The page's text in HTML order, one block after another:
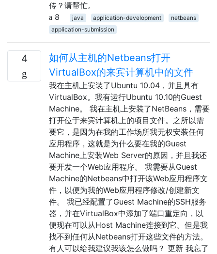
传？请帮忙。
8
java application-development
netbeans
application-submission
4
如何从主机的Netbeans打开
VirtualBox的来宾计算机中的文件
我在主机上安装了Ubuntu 10.04，并且具有
VirtualBox。我有运行Ubuntu 10.10的Guest
Machine。 我在主机上安装了NetBeans，需要
打开位于来宾计算机上的项目文件。之所以需
要它，是因为在我的工作场所我无权安装任何
应用程序，这就是为什么要在我的Guest
Machine上安装Web Server的原因，并且我还
要开发一个Web应用程序。 我需要从Guest
Machine的Netbeans中打开该Web应用程序文
件，以便为我的Web应用程序修改/创建新文
件。 我已经配置了Guest Machine的SSH服务
器，并在VirtualBox中添加了端口重定向，以
便现在可以从Host Machine连接到它。但是我
找不到任何从Netbeans打开这些文件的方法。
有人可以给我建议我该怎么做吗？ 更新 我忘了